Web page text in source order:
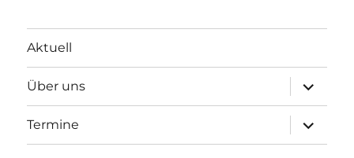
Aktuell
Über uns
öffnen
Termine
öffnen